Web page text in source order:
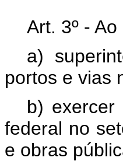
Art. 3º -
a)
portos e vias
b) exercer
federal no
e obras